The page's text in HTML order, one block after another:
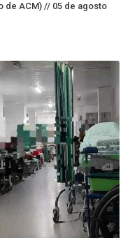
de ACM) // 05 de agosto